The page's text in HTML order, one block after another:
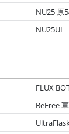
NU25 原
NU25UL
FLUX
BeFree